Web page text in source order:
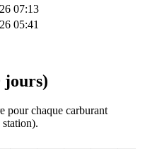
07:13
05:41
jours)
pour chaque carburant
station).